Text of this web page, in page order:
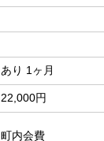
あり 1ヶ月
22,000円
町内会費